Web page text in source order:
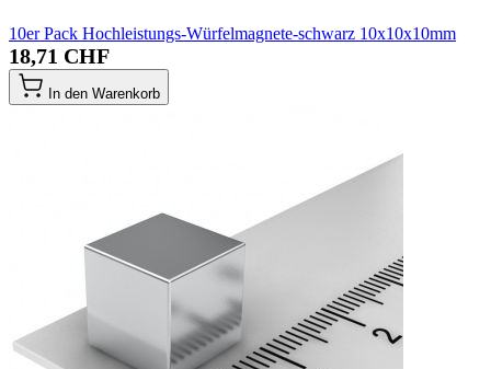
10er Pack Hochleistungs-Würfelmagnete-schwarz 10x10x10mm
18,71 CHF
In den Warenkorb